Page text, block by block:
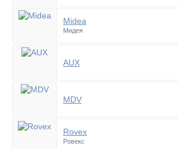
Midea
Мидея
AUX
MDV
Rovex
Ровекс